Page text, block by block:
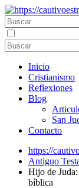
Inicio
Cristianismo
Reflexiones
Blog
San
Contacto
https://
Antiguo
Hijo de
bíblica